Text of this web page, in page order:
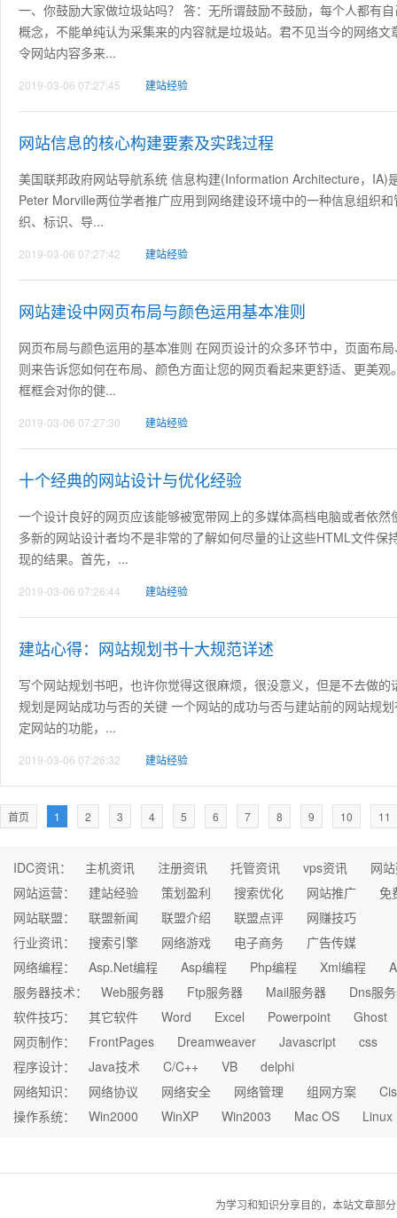
一、你鼓励大家做垃圾站吗？ 答：无所谓鼓励不鼓励，每个人都有
概念，不能单纯认为采集来的内容就是垃圾站。君不见当今的网络
令网站内容多来...
2019-03-06 07:27:45 建站经验
网站信息的核心构建要素及实践过程
美国联邦政府网站导航系统 信息构建(Information Architecture，
Peter Morville两位学者推广应用到网络建设环境中的一种信息组织
织、标识、导...
2019-03-06 07:27:42 建站经验
网站建设中网页布局与颜色运用基本准则
网页布局与颜色运用的基本准则 在网页设计的众多环节中，页面布
则来告诉您如何在布局、颜色方面让您的网页看起来更舒适、更美
框框会对你的健...
2019-03-06 07:27:30 建站经验
十个经典的网站设计与优化经验
一个设计良好的网页应该能够被宽带网上的多媒体高档电脑或者依
多新的网站设计者均不是非常的了解如何尽量的让这些HTML文件
现的结果。首先，...
2019-03-06 07:26:44 建站经验
建站心得：网站规划书十大规范详述
写个网站规划书吧，也许你觉得这很麻烦，很没意义，但是不去做
规划是网站成功与否的关键 一个网站的成功与否与建站前的网站规
定网站的功能，...
2019-03-06 07:26:32 建站经验
首页 1 2 3 4 5 6 7 8 9 10 11
IDC资讯： 主机资讯 注册资讯 托管资讯 vps资讯
网
网站运营：
建站经验 策划盈利 搜索优化 网站推广
免
网站联盟：
联盟新闻 联盟介绍 联盟点评
网赚技巧
行业资讯：
搜索引擎 网络游戏 电子商务
广告传媒
网络编程：
Asp.Net编程 Asp编程 Php编程 Xml编程
服务器技术：
Web服务器 Ftp服务器 Mail服务器
Dns服
软件技巧：
其它软件 Word Excel Powerpoint
Ghost
网页制作：
FrontPages Dreamweaver Javascript
css
程序设计：
Java技术 C/C++ VB
delphi
网络知识：
网络协议 网络安全 网络管理 组网方案
操作系统：
Win2000 WinXP Win2003 Mac OS Linux
为学习和知识分享目的，本站文章部